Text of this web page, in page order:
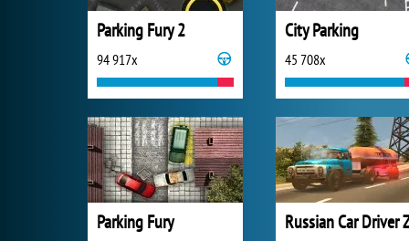
Parking Fury 2
94 917x
City Parking
45 708x
Parking Fury